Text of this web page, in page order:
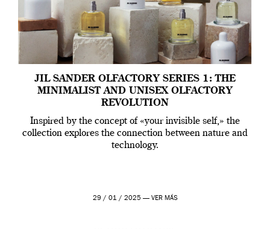
JIL SANDER OLFACTORY SERIES 1: THE
MINIMALIST AND UNISEX OLFACTORY
REVOLUTION
Inspired by the concept of «your invisible self,» the
collection explores the connection between nature and
technology.
29 / 01 / 2025 — VER MÁS